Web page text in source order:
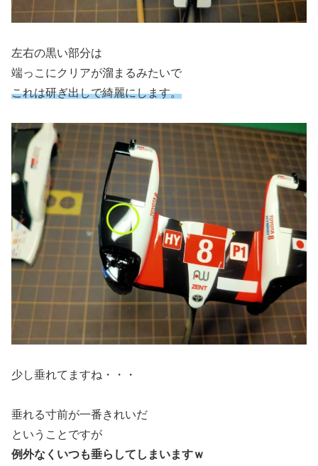
左右の黒い部分は
端っこにクリアが溜まるみたいで
これは研ぎ出しで綺麗にします。
少し垂れてますね・・・
垂れる寸前が一番きれいだ
ということですが
例外なくいつも垂らしてしまいますｗ